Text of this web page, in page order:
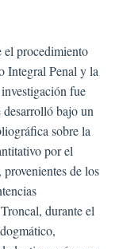
el procedimiento
Integral Penal y la
fue
bajo un
sobre la
por el
de los
durante el